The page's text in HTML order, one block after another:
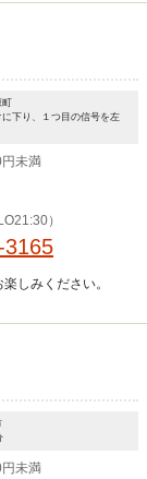
町
下り、１つ目の信号を左
未満
）
3165
しみください。
未満